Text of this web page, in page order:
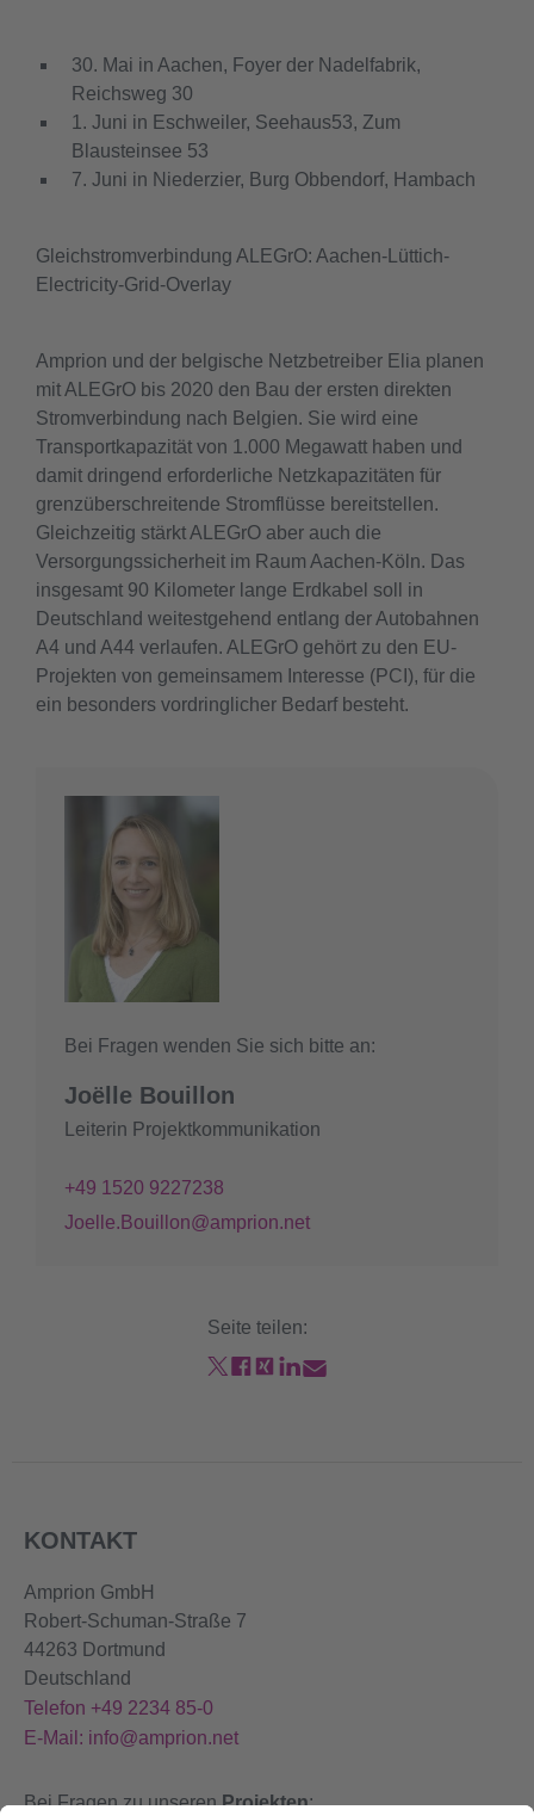
30. Mai in Aachen, Foyer der Nadelfabrik,
Reichsweg 30
1. Juni in Eschweiler, Seehaus53, Zum
Blausteinsee 53
7. Juni in Niederzier, Burg Obbendorf, Hambach
Gleichstromverbindung ALEGrO: Aachen-Lüttich-
Electricity-Grid-Overlay
Amprion und der belgische Netzbetreiber Elia planen
mit ALEGrO bis 2020 den Bau der ersten direkten
Stromverbindung nach Belgien. Sie wird eine
Transportkapazität von 1.000 Megawatt haben und
damit dringend erforderliche Netzkapazitäten für
grenzüberschreitende Stromflüsse bereitstellen.
Gleichzeitig stärkt ALEGrO aber auch die
Versorgungssicherheit im Raum Aachen-Köln. Das
insgesamt 90 Kilometer lange Erdkabel soll in
Deutschland weitestgehend entlang der Autobahnen
A4 und A44 verlaufen. ALEGrO gehört zu den EU-
Projekten von gemeinsamem Interesse (PCI), für die
ein besonders vordringlicher Bedarf besteht.
Bei Fragen wenden Sie sich bitte an:
Joëlle Bouillon
Leiterin Projektkommunikation
+49 1520 9227238
Joelle.Bouillon@amprion.net
Seite teilen:
KONTAKT
Amprion GmbH
Robert-Schuman-Straße 7
44263 Dortmund
Deutschland
Telefon +49 2234 85-0
E-Mail: info@amprion.net
Bei Fragen zu unserenProjekten: